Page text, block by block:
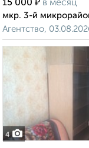
15 000 ₽ в месяц
мкр. 3-й
Агентство,
4